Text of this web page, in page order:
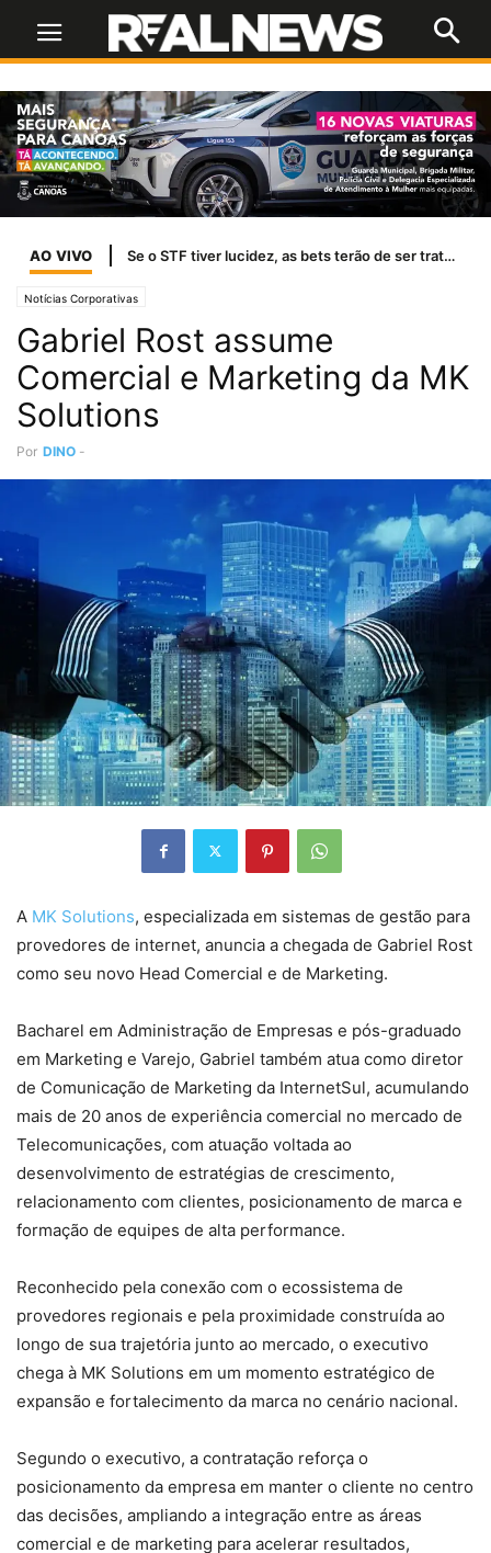
AO VIVO Se o STF tiver lucidez, as bets terão de ser tratadas como jogo de azar
Notícias Corporativas
Gabriel Rost assume
Comercial e Marketing da MK
Solutions
Por DINO -
A MK Solutions, especializada em sistemas de gestão para
provedores de internet, anuncia a chegada de Gabriel Rost
como seu novo Head Comercial e de Marketing.
Bacharel em Administração de Empresas e pós-graduado
em Marketing e Varejo, Gabriel também atua como diretor
de Comunicação de Marketing da InternetSul, acumulando
mais de 20 anos de experiência comercial no mercado de
Telecomunicações, com atuação voltada ao
desenvolvimento de estratégias de crescimento,
relacionamento com clientes, posicionamento de marca e
formação de equipes de alta performance.
Reconhecido pela conexão com o ecossistema de
provedores regionais e pela proximidade construída ao
longo de sua trajetória junto ao mercado, o executivo
chega à MK Solutions em um momento estratégico de
expansão e fortalecimento da marca no cenário nacional.
Segundo o executivo, a contratação reforça o
posicionamento da empresa em manter o cliente no centro
das decisões, ampliando a integração entre as áreas
comercial e de marketing para acelerar resultados,